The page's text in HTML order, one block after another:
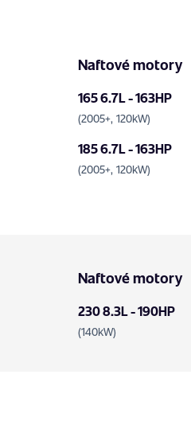
Naftové motory
165 6.7L - 163HP
(2005+, 120kW)
185 6.7L - 163HP
(2005+, 120kW)
Naftové motory
230 8.3L - 190HP
(140kW)